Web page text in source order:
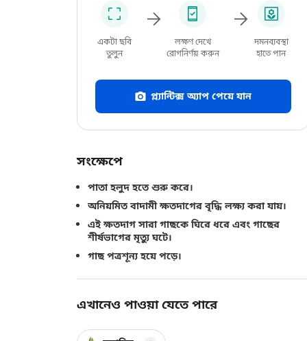
একটা ছবি
তুলুন
লক্ষণ দেখে
রোগনির্ণয় করুন
দমনব্যবস্থা
হাতে পান
প্ল্যান্টিক্স অ্যাপ পেয়ে যান
সংক্ষেপে
পাতা হলুদ হতে শুরু করে।
অনিয়মিত বাদামী ক্ষতদাগের বৃদ্ধি লক্ষ্য করা যায়।
এই ক্ষতদাগ সারা গাছকে ঘিরে ধরে এবং গাছের
শীর্ষভাগের মৃত্যু ঘটে।
গাছ পত্রশূন্য হয়ে পড়ে।
এখানেও পাওয়া যেতে পারে